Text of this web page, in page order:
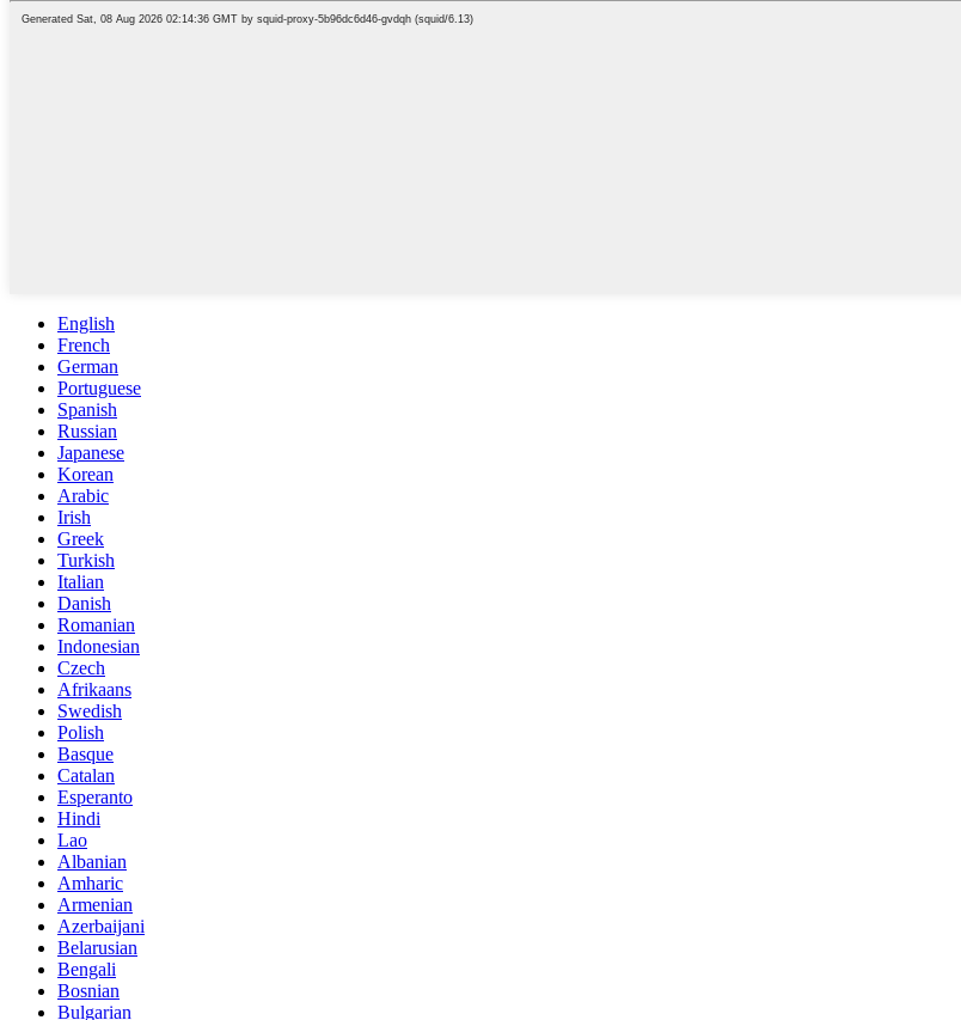
English
French
German
Portuguese
Spanish
Russian
Japanese
Korean
Arabic
Irish
Greek
Turkish
Italian
Danish
Romanian
Indonesian
Czech
Afrikaans
Swedish
Polish
Basque
Catalan
Esperanto
Hindi
Lao
Albanian
Amharic
Armenian
Azerbaijani
Belarusian
Bengali
Bosnian
Bulgarian